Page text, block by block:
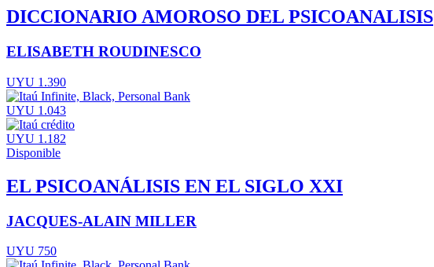
DICCIONARIO AMOROSO DEL PSICOANALISIS
ELISABETH ROUDINESCO
UYU 1.390
UYU 1.043
UYU 1.182
Disponible
EL PSICOANÁLISIS EN EL SIGLO XXI
JACQUES-ALAIN MILLER
UYU 750